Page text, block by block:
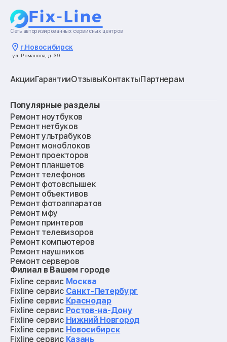
Сеть авторизированных сервисных центров
г.Новосибирск
ул. Романова, д. 39
АкцииГарантииОтзывыКонтактыПартнерам
Популярные разделы
Ремонт ноутбуков
Ремонт нетбуков
Ремонт ультрабуков
Ремонт моноблоков
Ремонт проекторов
Ремонт планшетов
Ремонт телефонов
Ремонт фотовспышек
Ремонт объективов
Ремонт фотоаппаратов
Ремонт мфу
Ремонт принтеров
Ремонт телевизоров
Ремонт компьютеров
Ремонт наушников
Ремонт серверов
Ремонт мониторов
Ремонт квадрокоптеров
Ремонт электросамокатов
Ремонт материнских плат
Ремонт видеокарт
Ремонт кофемашин
Ремонт vr систем
Ремонт игровых приставок
Филиал в Вашем городе
Fixline сервис Москва
Fixline сервис Санкт-Петербург
Fixline сервис Краснодар
Fixline сервис Ростов-на-Дону
Fixline сервис Нижний Новгород
Fixline сервис Новосибирск
Fixline сервис Казань